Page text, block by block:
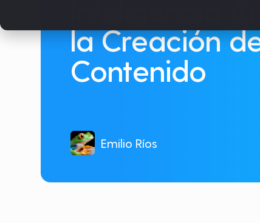
la Creación
Contenido
Emilio Ríos